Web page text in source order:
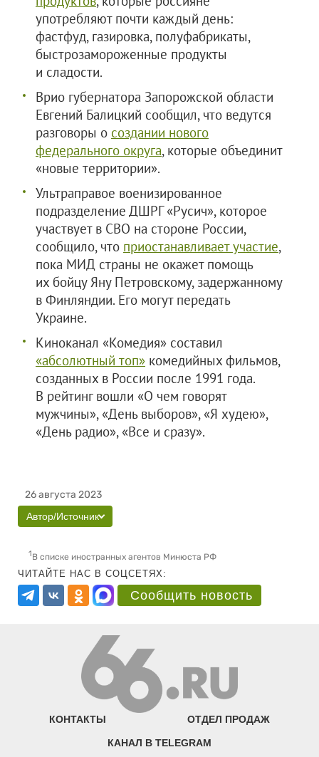
употребляют почти каждый день:
фастфуд, газировка, полуфабрикаты,
быстрозамороженные продукты
и сладости.
Врио губернатора Запорожской области
Евгений Балицкий сообщил, что ведутся
разговоры о создании нового
федерального округа, которые объединит
«новые территории».
Ультраправое военизированное
подразделение ДШРГ «Русич», которое
участвует в СВО на стороне России,
сообщило, что приостанавливает участие,
пока МИД страны не окажет помощь
их бойцу Яну Петровскому, задержанному
в Финляндии. Его могут передать
Украине.
Киноканал «Комедия» составил
«абсолютный топ» комедийных фильмов,
созданных в России после 1991 года.
В рейтинг вошли «О чем говорят
мужчины», «День выборов», «Я худею»,
«День радио», «Все и сразу».
26 августа 2023
Автор/Источник
1В списке иностранных агентов Минюста РФ
ЧИТАЙТЕ НАС В СОЦСЕТЯХ:
Сообщить новость
КОНТАКТЫ ОТДЕЛ ПРОДАЖ
КАНАЛ В TELEGRAM